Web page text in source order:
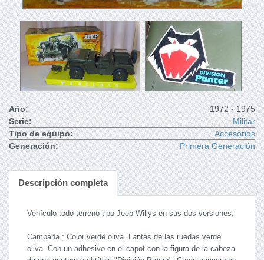
Año:
1972 - 1975
Serie:
Militar
Tipo de equipo:
Accesorios
Generación:
Primera Generación
Descripción completa
Vehículo todo terreno tipo Jeep Willys en sus dos versiones:
Campaña : Color verde oliva. Lantas de las ruedas verde
oliva. Con un adhesivo en el capot con la figura de la cabeza